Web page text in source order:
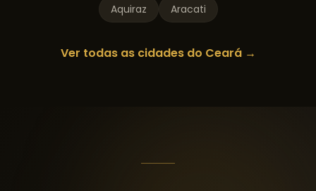
Aquiraz
Aracati
Ver todas as cidades do Ceará→